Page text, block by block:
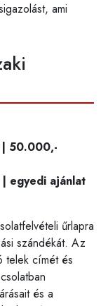
ami
| 50.000,-
| egyedi ajánlat
űrlapra
szándékát. Az
telek címét és
és a